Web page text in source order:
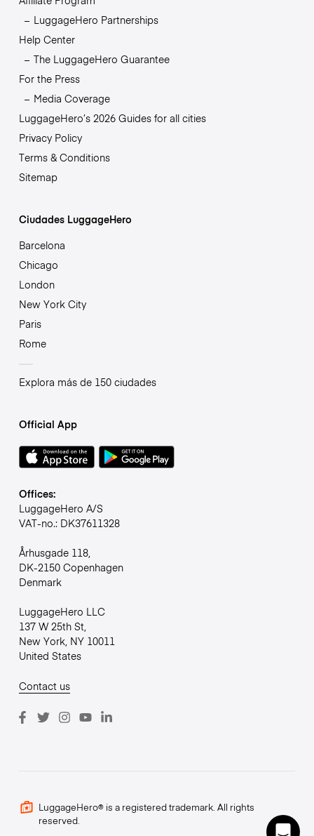
LuggageHero Partnerships
Help Center
The LuggageHero Guarantee
For the Press
Media Coverage
LuggageHero’s 2026 Guides for all cities
Privacy Policy
Terms & Conditions
Sitemap
Ciudades LuggageHero
Barcelona
Chicago
London
New York City
Paris
Rome
Explora más de 150 ciudades
Official App
Offices:
LuggageHero A/S
VAT-no.: DK37611328
Århusgade 118,
DK-2150 Copenhagen
Denmark
LuggageHero LLC
137 W 25th St,
New York, NY 10011
United States
Contact us
LuggageHero® is a registered trademark. All rights
reserved.